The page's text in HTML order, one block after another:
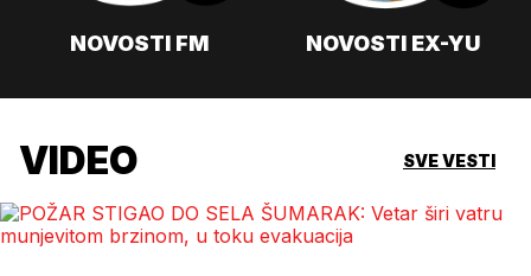
NOVOSTI FM NOVOSTI EX-YU
VIDEO SVE VESTI